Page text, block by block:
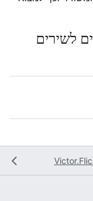
לשירים